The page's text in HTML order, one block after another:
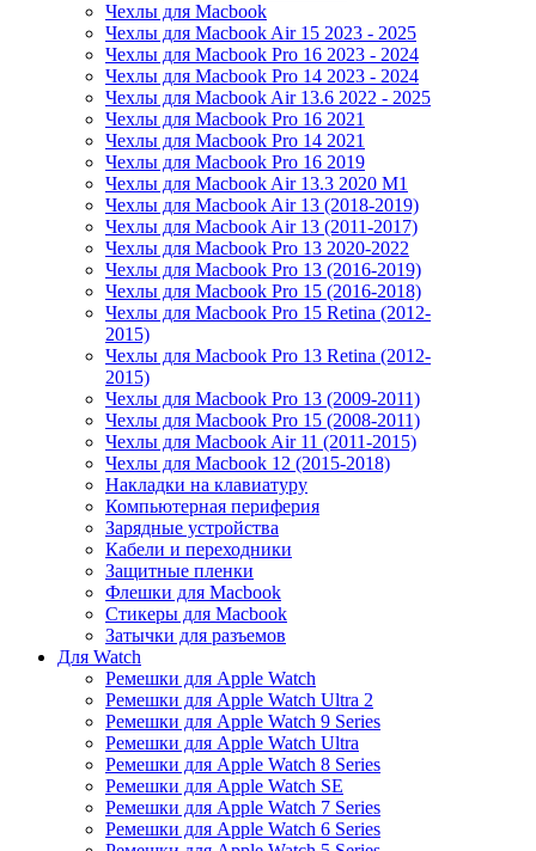
Чехлы для Macbook
Чехлы для Macbook Air 15 2023 - 2025
Чехлы для Macbook Pro 16 2023 - 2024
Чехлы для Macbook Pro 14 2023 - 2024
Чехлы для Macbook Air 13.6 2022 - 2025
Чехлы для Macbook Pro 16 2021
Чехлы для Macbook Pro 14 2021
Чехлы для Macbook Pro 16 2019
Чехлы для Macbook Air 13.3 2020 M1
Чехлы для Macbook Air 13 (2018-2019)
Чехлы для Macbook Air 13 (2011-2017)
Чехлы для Macbook Pro 13 2020-2022
Чехлы для Macbook Pro 13 (2016-2019)
Чехлы для Macbook Pro 15 (2016-2018)
Чехлы для Macbook Pro 15 Retina (2012-
2015)
Чехлы для Macbook Pro 13 Retina (2012-
2015)
Чехлы для Macbook Pro 13 (2009-2011)
Чехлы для Macbook Pro 15 (2008-2011)
Чехлы для Macbook Air 11 (2011-2015)
Чехлы для Macbook 12 (2015-2018)
Накладки на клавиатуру
Компьютерная периферия
Зарядные устройства
Кабели и переходники
Защитные пленки
Флешки для Macbook
Стикеры для Macbook
Затычки для разъемов
Для Watch
Ремешки для Apple Watch
Ремешки для Apple Watch Ultra 2
Ремешки для Apple Watch 9 Series
Ремешки для Apple Watch Ultra
Ремешки для Apple Watch 8 Series
Ремешки для Apple Watch SE
Ремешки для Apple Watch 7 Series
Ремешки для Apple Watch 6 Series